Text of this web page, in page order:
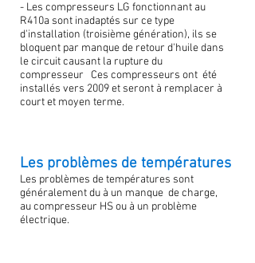
- Les compresseurs LG fonctionnant au
R410a sont inadaptés sur ce type
d'installation (troisième génération), ils se
bloquent par manque de retour d'huile dans
le circuit causant la rupture du
compresseur Ces compresseurs ont été
installés vers 2009 et seront à remplacer à
court et moyen terme.
Les problèmes de températures
Les problèmes de températures sont
généralement du à un manque de charge,
au compresseur HS ou à un problème
électrique.